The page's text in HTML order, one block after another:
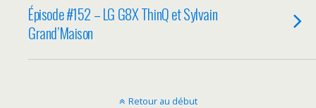
Épisode #152 – LG G8X ThinQ et Sylvain
Grand’Maison
Retour au début